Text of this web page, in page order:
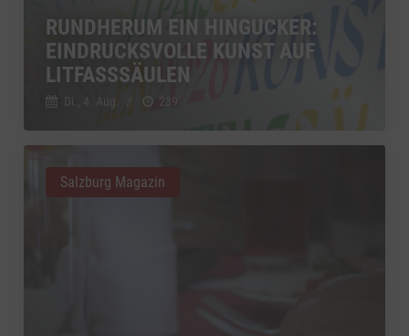
RUNDHERUM EIN HINGUCKER:
EINDRUCKSVOLLE KUNST AUF
LITFASSSÄULEN
Di., 4. Aug. // 239
Salzburg Magazin